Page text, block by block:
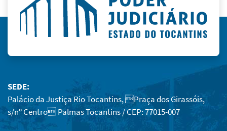
SEDE:
Palácio da Justiça Rio Tocantins, Praça dos Girassóis,
s/nº Centro Palmas Tocantins / CEP: 77015-007